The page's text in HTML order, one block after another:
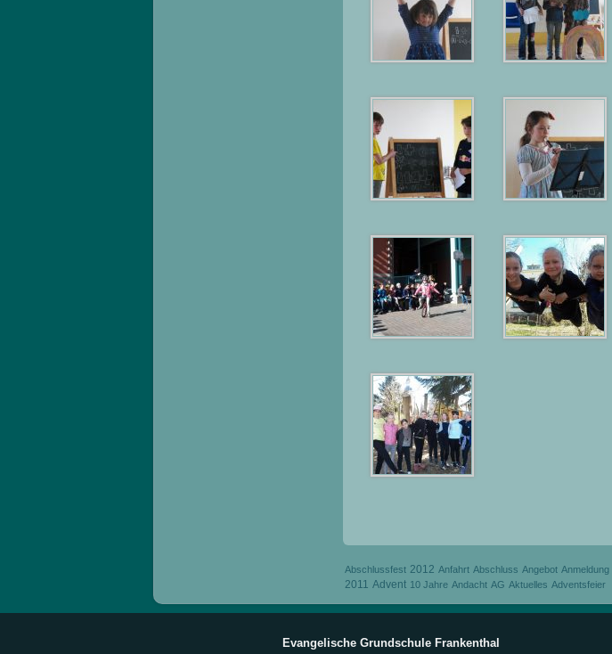
Abschlussfest 2012 Anfahrt Abschluss Angebot Anmeldung
2011 Advent 10 Jahre Andacht AG Aktuelles Adventsfeier
Evangelische Grundschule Frankenthal